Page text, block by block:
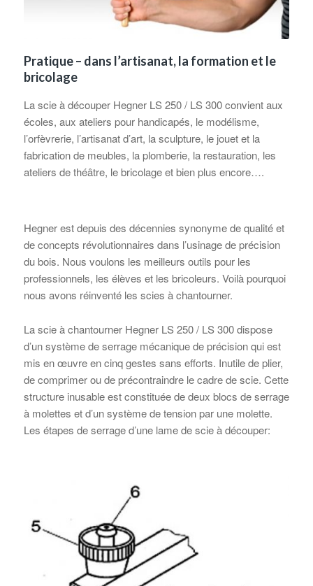
Pratique – dans l’artisanat, la formation et le
bricolage
La scie à découper Hegner LS 250 / LS 300 convient aux
écoles, aux ateliers pour handicapés, le modélisme,
l’orfèvrerie, l’artisanat d’art, la sculpture, le jouet et la
fabrication de meubles, la plomberie, la restauration, les
ateliers de théâtre, le bricolage et bien plus encore….
Hegner est depuis des décennies synonyme de qualité et
de concepts révolutionnaires dans l’usinage de précision
du bois. Nous voulons les meilleurs outils pour les
professionnels, les élèves et les bricoleurs. Voilà pourquoi
nous avons réinventé les scies à chantourner.
La scie à chantourner Hegner LS 250 / LS 300 dispose
d’un système de serrage mécanique de précision qui est
mis en œuvre en cinq gestes sans efforts. Inutile de plier,
de comprimer ou de précontraindre le cadre de scie. Cette
structure inusable est constituée de deux blocs de serrage
à molettes et d’un système de tension par une molette.
Les étapes de serrage d’une lame de scie à découper: